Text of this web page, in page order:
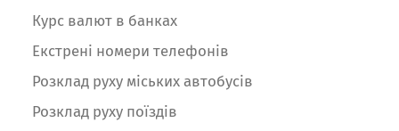
Курс валют в банках
Екстрені номери телефонів
Розклад руху міських автобусів
Розклад руху поїздів